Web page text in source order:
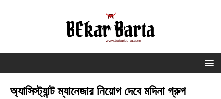
অ্যাসিস্ট্যান্ট ম্যানেজার নিয়োগ দেবে মদিনা গ্রুপ